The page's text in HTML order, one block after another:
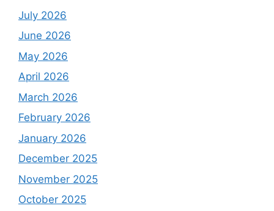
July 2026
June 2026
May 2026
April 2026
March 2026
February 2026
January 2026
December 2025
November 2025
October 2025